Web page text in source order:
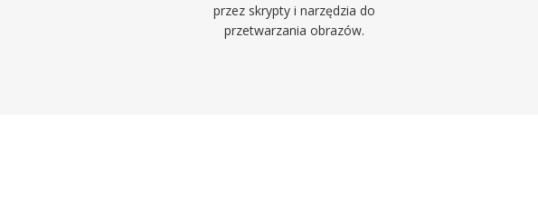
przez skrypty i narzędzia do
przetwarzania obrazów.